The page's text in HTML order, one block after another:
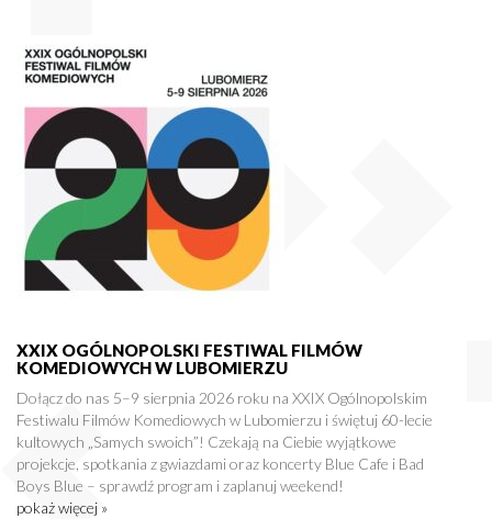
XXIX OGÓLNOPOLSKI FESTIWAL FILMÓW
KOMEDIOWYCH W LUBOMIERZU
Dołącz do nas 5–9 sierpnia 2026 roku na XXIX Ogólnopolskim
Festiwalu Filmów Komediowych w Lubomierzu i świętuj 60-lecie
kultowych „Samych swoich”! Czekają na Ciebie wyjątkowe
projekcje, spotkania z gwiazdami oraz koncerty Blue Cafe i Bad
Boys Blue – sprawdź program i zaplanuj weekend!
pokaż więcej »